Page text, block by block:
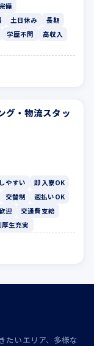
備
土日休み
長期
学歴不問
高収入
グ・物流スタッ
やすい
即入寮OK
交替制
週払いOK
迎
交通費支給
厚生充実
たいエリア、多様な